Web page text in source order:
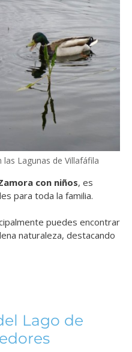
Lagunas de Villafáfila
con niños, es
para toda la familia.
puedes encontrar
naturaleza, destacando
Lago de